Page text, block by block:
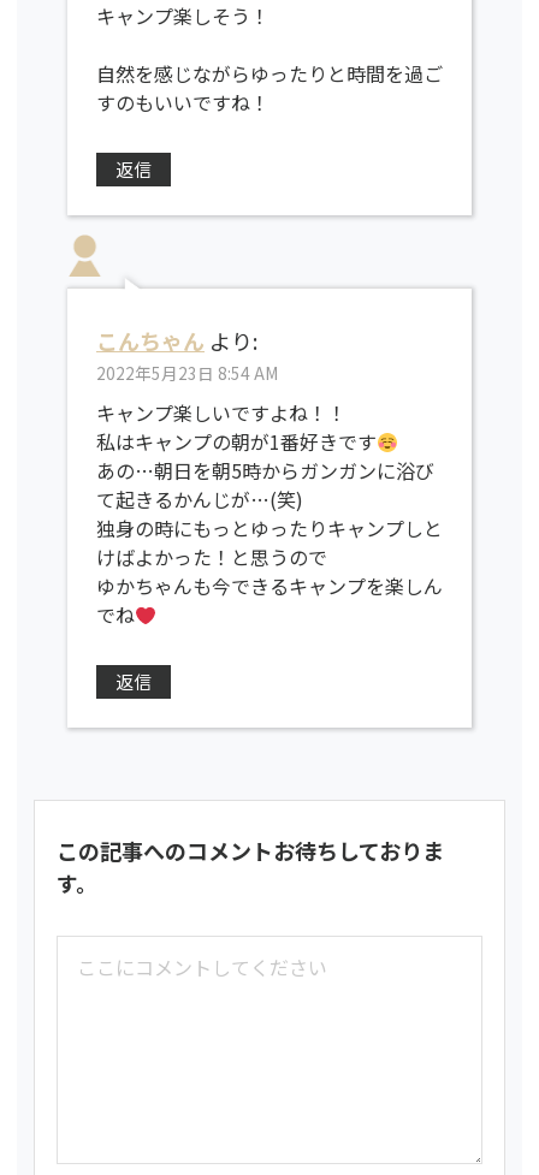
キャンプ楽しそう！
自然を感じながらゆったりと時間を過ご
すのもいいですね！
返信
こんちゃん より:
2022年5月23日 8:54 AM
キャンプ楽しいですよね！！
私はキャンプの朝が1番好きです
あの…朝日を朝5時からガンガンに浴び
て起きるかんじが…(笑)
独身の時にもっとゆったりキャンプしと
けばよかった！と思うので
ゆかちゃんも今できるキャンプを楽しん
でね
返信
この記事へのコメントお待ちしておりま
す。